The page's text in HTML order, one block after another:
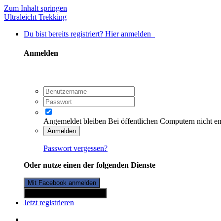
Zum Inhalt springen
Ultraleicht Trekking
Du bist bereits registriert? Hier anmelden
Anmelden
Angemeldet bleiben Bei öffentlichen Computern nicht
Anmelden
Passwort vergessen?
Oder nutze einen der folgenden Dienste
Mit Facebook anmelden
Jetzt registrieren